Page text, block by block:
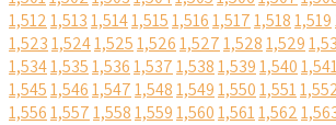
1,5121,5131,5141,5151,5161,5171,5181,519
1,5231,5241,5251,5261,5271,5281,529
1,5341,5351,5361,5371,5381,5391,540
1,5451,5461,5471,5481,5491,5501,551
1,5561,5571,5581,5591,5601,5611,562